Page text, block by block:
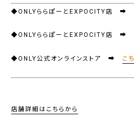
◆ONLYららぽーとEXPOCITY店 ➡
◆ONLYららぽーとEXPOCITY店 ➡
◆ONLY公式オンラインストア ➡ こ
店舗詳細はこちらから